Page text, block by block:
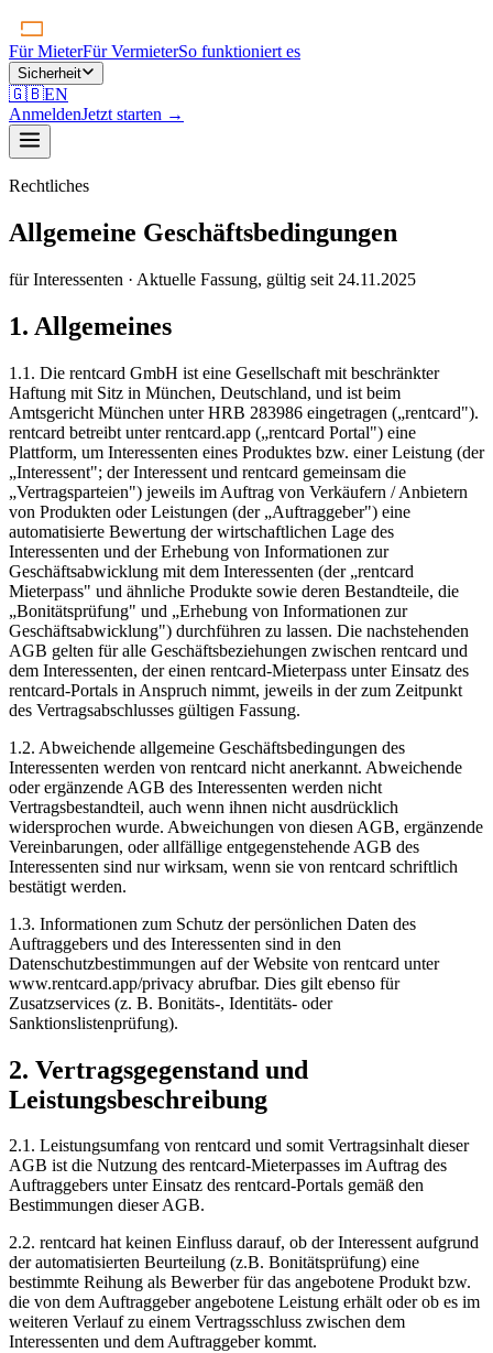
Für MieterFür VermieterSo funktioniert es
Sicherheit
🇬🇧EN
AnmeldenJetzt starten →
Rechtliches
Allgemeine Geschäftsbedingungen
für Interessenten · Aktuelle Fassung, gültig seit 24.11.2025
1. Allgemeines
1.1. Die rentcard GmbH ist eine Gesellschaft mit beschränkter
Haftung mit Sitz in München, Deutschland, und ist beim
Amtsgericht München unter HRB 283986 eingetragen („rentcard").
rentcard betreibt unter rentcard.app („rentcard Portal") eine
Plattform, um Interessenten eines Produktes bzw. einer Leistung (der
„Interessent"; der Interessent und rentcard gemeinsam die
„Vertragsparteien") jeweils im Auftrag von Verkäufern / Anbietern
von Produkten oder Leistungen (der „Auftraggeber") eine
automatisierte Bewertung der wirtschaftlichen Lage des
Interessenten und der Erhebung von Informationen zur
Geschäftsabwicklung mit dem Interessenten (der „rentcard
Mieterpass" und ähnliche Produkte sowie deren Bestandteile, die
„Bonitätsprüfung" und „Erhebung von Informationen zur
Geschäftsabwicklung") durchführen zu lassen. Die nachstehenden
AGB gelten für alle Geschäftsbeziehungen zwischen rentcard und
dem Interessenten, der einen rentcard-Mieterpass unter Einsatz des
rentcard-Portals in Anspruch nimmt, jeweils in der zum Zeitpunkt
des Vertragsabschlusses gültigen Fassung.
1.2. Abweichende allgemeine Geschäftsbedingungen des
Interessenten werden von rentcard nicht anerkannt. Abweichende
oder ergänzende AGB des Interessenten werden nicht
Vertragsbestandteil, auch wenn ihnen nicht ausdrücklich
widersprochen wurde. Abweichungen von diesen AGB, ergänzende
Vereinbarungen, oder allfällige entgegenstehende AGB des
Interessenten sind nur wirksam, wenn sie von rentcard schriftlich
bestätigt werden.
1.3. Informationen zum Schutz der persönlichen Daten des
Auftraggebers und des Interessenten sind in den
Datenschutzbestimmungen auf der Website von rentcard unter
www.rentcard.app/privacy abrufbar. Dies gilt ebenso für
Zusatzservices (z. B. Bonitäts-, Identitäts- oder
Sanktionslistenprüfung).
2. Vertragsgegenstand und
Leistungsbeschreibung
2.1. Leistungsumfang von rentcard und somit Vertragsinhalt dieser
AGB ist die Nutzung des rentcard-Mieterpasses im Auftrag des
Auftraggebers unter Einsatz des rentcard-Portals gemäß den
Bestimmungen dieser AGB.
2.2. rentcard hat keinen Einfluss darauf, ob der Interessent aufgrund
der automatisierten Beurteilung (z.B. Bonitätsprüfung) eine
bestimmte Reihung als Bewerber für das angebotene Produkt bzw.
die von dem Auftraggeber angebotene Leistung erhält oder ob es im
weiteren Verlauf zu einem Vertragsschluss zwischen dem
Interessenten und dem Auftraggeber kommt.